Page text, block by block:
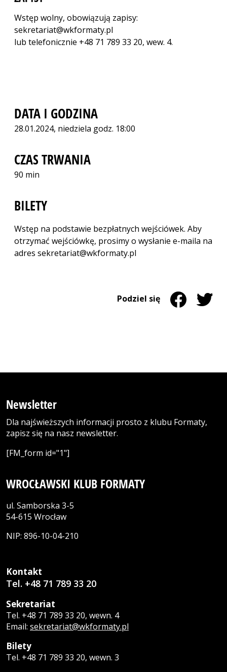
Wstęp wolny, obowiązują zapisy:
sekretariat@wkformaty.pl
lub telefonicznie +48 71 789 33 20, wew. 4.
DATA I GODZINA
28.01.2024, niedziela godz. 18:00
CZAS TRWANIA
90 min
BILETY
Wstęp na podstawie bezpłatnych wejściówek. Aby
otrzymać wejściówkę, prosimy o wysłanie e-maila na
adres sekretariat@wkformaty.pl
Podziel się Udostępnij na
StronaStrona
Newsletter
Dla najświeższych informacji prosto z klubu Formaty,
zapisz się na nasz newsletter.
[FM_form id="1"]
WROCŁAWSKI KLUB FORMATY
ul. Samborska 3-5
54-615 Wrocław
NIP: 896-10-04-210
Kontakt
Tel. +48 71 789 33 20
Sekretariat
Tel. +48 71 789 33 20, wewn. 4
Email: sekretariat@wkformaty.pl
Bilety
Tel. +48 71 789 33 20, wewn. 3